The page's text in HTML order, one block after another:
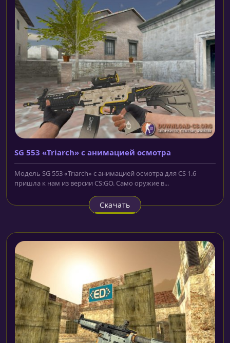
SG 553 «Triarch» с анимацией осмотра
Модель SG 553 «Triarch» с анимацией осмотра для CS 1.6
пришла к нам из версии CS:GO. Само оружие в...
Скачать